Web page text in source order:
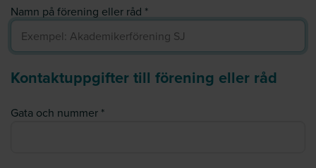
Namn på förening eller råd
Kontaktuppgifter till förening eller råd
Gata och nummer